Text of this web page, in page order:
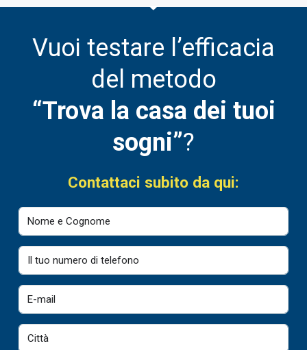
Vuoi testare l’efficacia
del metodo
“Trova la casa dei tuoi
sogni”?
Contattaci subito da qui: